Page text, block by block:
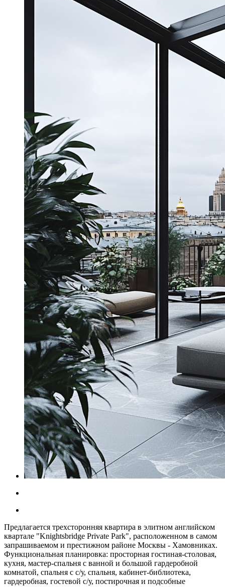
Предлагается трехсторонняя квартира в элитном английском
квартале "Knightsbridge Private Park", расположенном в самом
запрашиваемом и престижном районе Москвы - Хамовниках.
Функциональная планировка: просторная гостиная-столовая,
кухня, мастер-спальня с ванной и большой гардеробной
комнатой, спальня с с/у, спальня, кабинет-библиотека,
гардеробная, гостевой с/у, постирочная и подсобные